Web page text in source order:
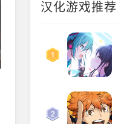
汉化游戏推荐